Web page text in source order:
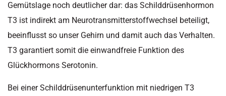
Gemütslage noch deutlicher dar: das Schilddrüsenhormon
T3 ist indirekt am Neurotransmitterstoffwechsel beteiligt,
beeinflusst so unser Gehirn und damit auch das Verhalten.
T3 garantiert somit die einwandfreie Funktion des
Glückhormons Serotonin.
Bei einer Schilddrüsenunterfunktion mit niedrigen T3